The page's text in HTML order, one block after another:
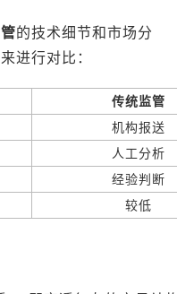
的技术细节和市场分
进行对比：
传统监管
机构报送
人工分析
经验判断
较低